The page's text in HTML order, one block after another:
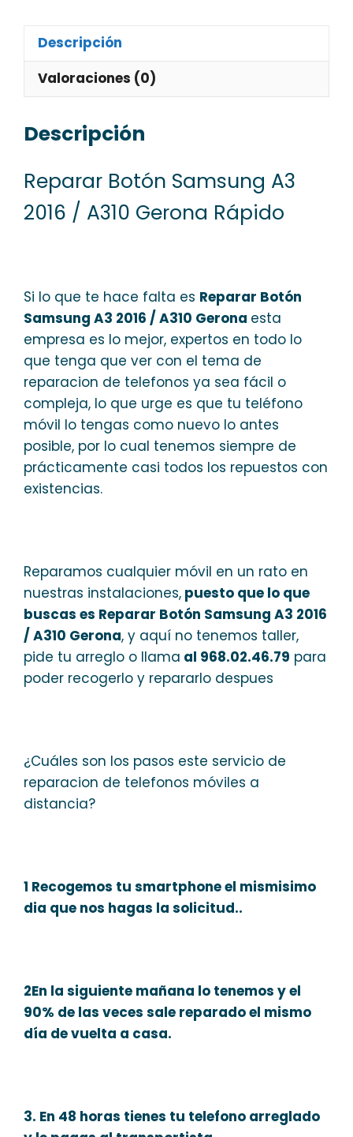
Descripción
Valoraciones (0)
Descripción
Reparar Botón Samsung A3
2016 / A310 Gerona Rápido
Si lo que te hace falta es Reparar Botón
Samsung A3 2016 / A310 Gerona esta
empresa es lo mejor, expertos en todo lo
que tenga que ver con el tema de
reparacion de telefonos ya sea fácil o
compleja, lo que urge es que tu teléfono
móvil lo tengas como nuevo lo antes
posible, por lo cual tenemos siempre de
prácticamente casi todos los repuestos con
existencias.
Reparamos cualquier móvil en un rato en
nuestras instalaciones, puesto que lo que
buscas es Reparar Botón Samsung A3 2016
/ A310 Gerona, y aquí no tenemos taller,
pide tu arreglo o llama al 968.02.46.79 para
poder recogerlo y repararlo despues
¿Cuáles son los pasos este servicio de
reparacion de telefonos móviles a
distancia?
1 Recogemos tu smartphone el mismisimo
dia que nos hagas la solicitud..
2En la siguiente mañana lo tenemos y el
90% de las veces sale reparado el mismo
día de vuelta a casa.
3. En 48 horas tienes tu telefono arreglado